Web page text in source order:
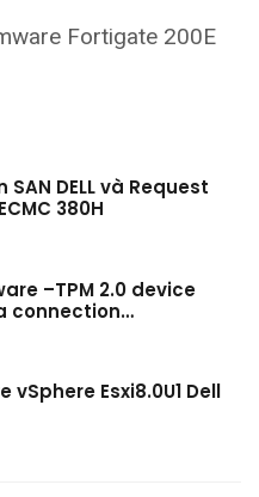
Fortigate 200E
SAN DELL và Request
380H
–TPM 2.0 device
connection…
vSphere Esxi8.0U1 Dell